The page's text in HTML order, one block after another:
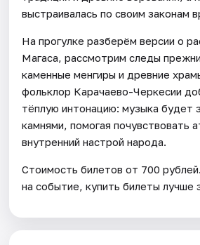
выстраивалась по своим законам
На прогулке разберём версии о
Магаса, рассмотрим следы
каменные менгиры и древние
фольклор Карачаево-Черкесии
тёплую интонацию: музыка будет
камнями, помогая почувствовать
внутренний настрой народа.
Стоимость билетов от 700
на событие, купить билеты лучше